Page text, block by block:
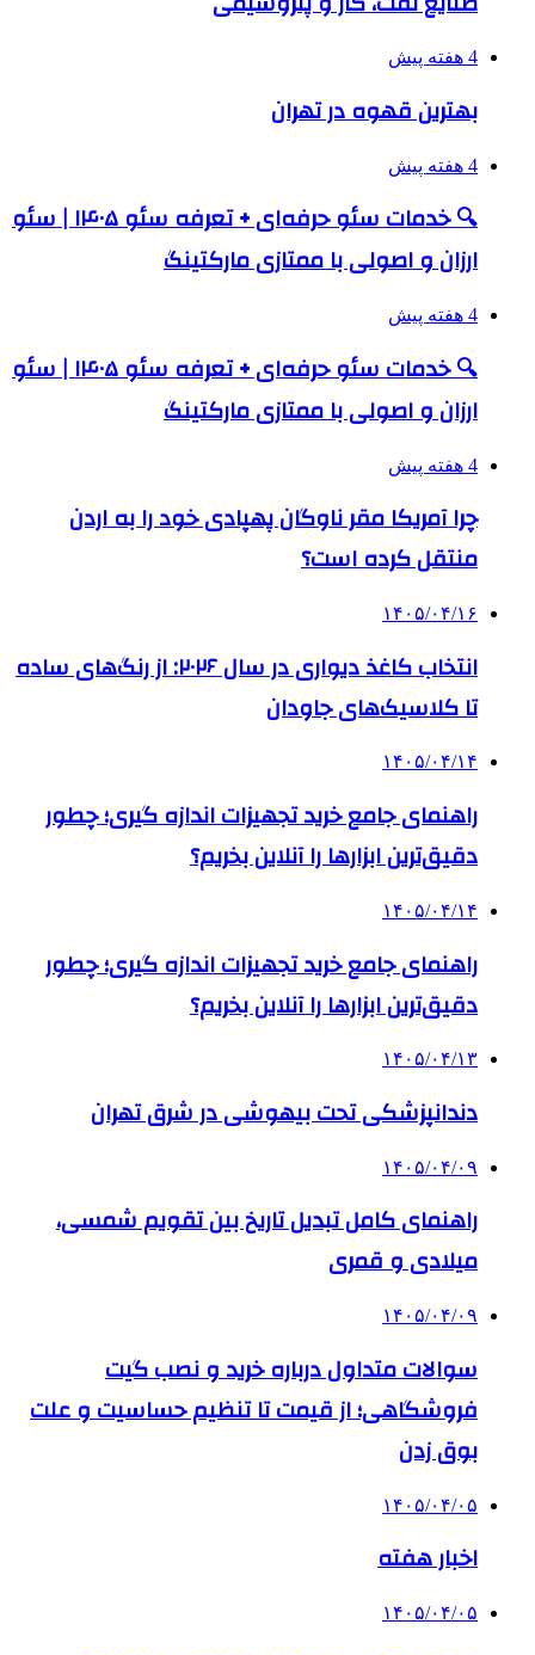
4 هفته پیش
بهترین قهوه در تهران
4 هفته پیش
🔍 خدمات سئو حرفه‌ای + تعرفه سئو ۱۴۰۵ | سئو
ارزان و اصولی با ممتازی مارکتینگ
4 هفته پیش
🔍 خدمات سئو حرفه‌ای + تعرفه سئو ۱۴۰۵ | سئو
ارزان و اصولی با ممتازی مارکتینگ
4 هفته پیش
چرا آمریکا مقر ناوگان پهپادی خود را به اردن
منتقل کرده است؟
۱۴۰۵/۰۴/۱۶
انتخاب کاغذ دیواری در سال ۲۰۲۶: از رنگ‌های ساده
تا کلاسیک‌های جاودان
۱۴۰۵/۰۴/۱۴
راهنمای جامع خرید تجهیزات اندازه گیری؛ چطور
دقیق‌ترین ابزارها را آنلاین بخریم؟
۱۴۰۵/۰۴/۱۴
راهنمای جامع خرید تجهیزات اندازه گیری؛ چطور
دقیق‌ترین ابزارها را آنلاین بخریم؟
۱۴۰۵/۰۴/۱۳
دندانپزشکی تحت بیهوشی در شرق تهران
۱۴۰۵/۰۴/۰۹
راهنمای کامل تبدیل تاریخ بین تقویم شمسی،
میلادی و قمری
۱۴۰۵/۰۴/۰۹
سوالات متداول درباره خرید و نصب گیت
فروشگاهی؛ از قیمت تا تنظیم حساسیت و علت
بوق زدن
۱۴۰۵/۰۴/۰۵
اخبار هفته
۱۴۰۵/۰۴/۰۵